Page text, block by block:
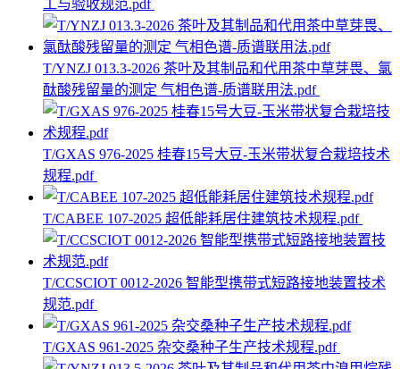
工与验收规范.pdf
T/YNZJ 013.3-2026 茶叶及其制品和代用茶中草芽畏、氯
酞酸残留量的测定 气相色谱-质谱联用法.pdf
T/GXAS 976-2025 桂春15号大豆-玉米带状复合栽培技术
规程.pdf
T/CABEE 107-2025 超低能耗居住建筑技术规程.pdf
T/CCSCIOT 0012-2026 智能型携带式短路接地装置技术
规范.pdf
T/GXAS 961-2025 杂交桑种子生产技术规程.pdf